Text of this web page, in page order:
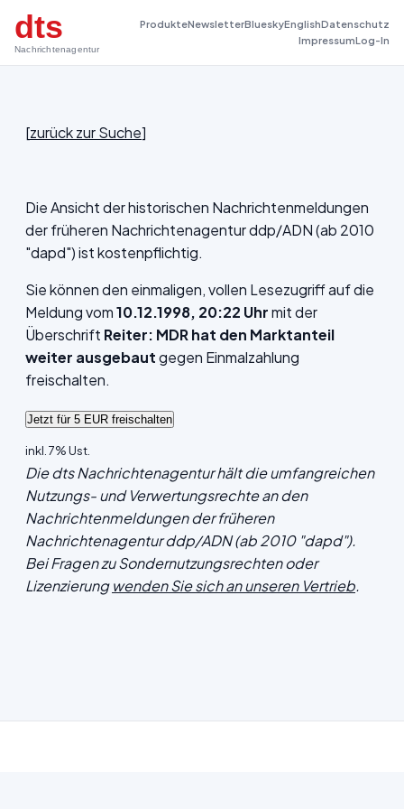
dts
Nachrichtenagentur
ProdukteNewsletterBlueskyEnglishDatenschutz
ImpressumLog-In
[zurück zur Suche]
Die Ansicht der historischen Nachrichtenmeldungen
der früheren Nachrichtenagentur ddp/ADN (ab 2010
"dapd") ist kostenpflichtig.
Sie können den einmaligen, vollen Lesezugriff auf die
Meldung vom10.12.1998, 20:22 Uhrmit der
Überschrift Reiter: MDR hat den Marktanteil
weiter ausgebautgegen Einmalzahlung
freischalten.
inkl. 7% Ust.
Die dts Nachrichtenagentur hält die umfangreichen
Nutzungs- und Verwertungsrechte an den
Nachrichtenmeldungen der früheren
Nachrichtenagentur ddp/ADN (ab 2010 "dapd").
Bei Fragen zu Sondernutzungsrechten oder
Lizenzierungwenden Sie sich an unseren Vertrieb.